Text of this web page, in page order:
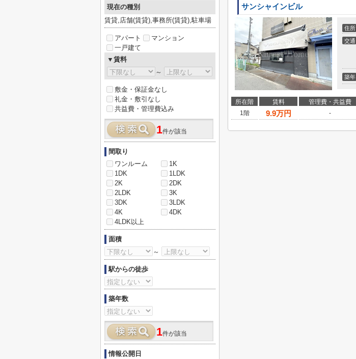
サンシャインビル
住所
交通
築年
所在階 賃料 管理費・共益費
1階
9.9万円 -
現在の種別
賃貸,店舗(賃貸),事務所(賃貸),駐車場
アパート
マンション
一戸建て
▼賃料
～
敷金・保証金なし
礼金・敷引なし
共益費・管理費込み
1件が該当
間取り
ワンルーム
1K
1DK
1LDK
2K
2DK
2LDK
3K
3DK
3LDK
4K
4DK
4LDK以上
面積
～
駅からの徒歩
築年数
1件が該当
情報公開日